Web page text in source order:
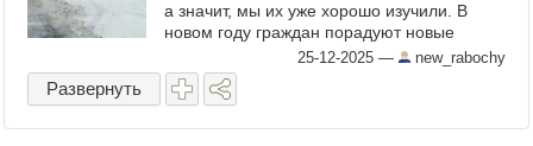
а значит, мы их уже хорошо изучили. В
новом году граждан порадуют новые
налоги, штрафы, сборы, лимиты, штрафы,
тарифы, запреты, ...
25-12-2025 — new_rabochy
Развернуть